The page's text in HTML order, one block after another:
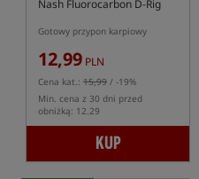
Nash Fluorocarbon D-Rig
Gotowy przypon karpiowy
12,99 PLN
Cena kat.: 15,99 / -19%
Min. cena z 30 dni przed
obniżką: 12.29
KUP